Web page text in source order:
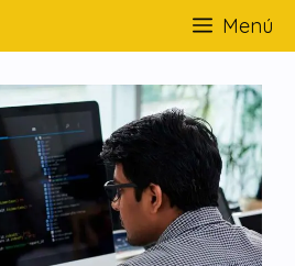
Menú